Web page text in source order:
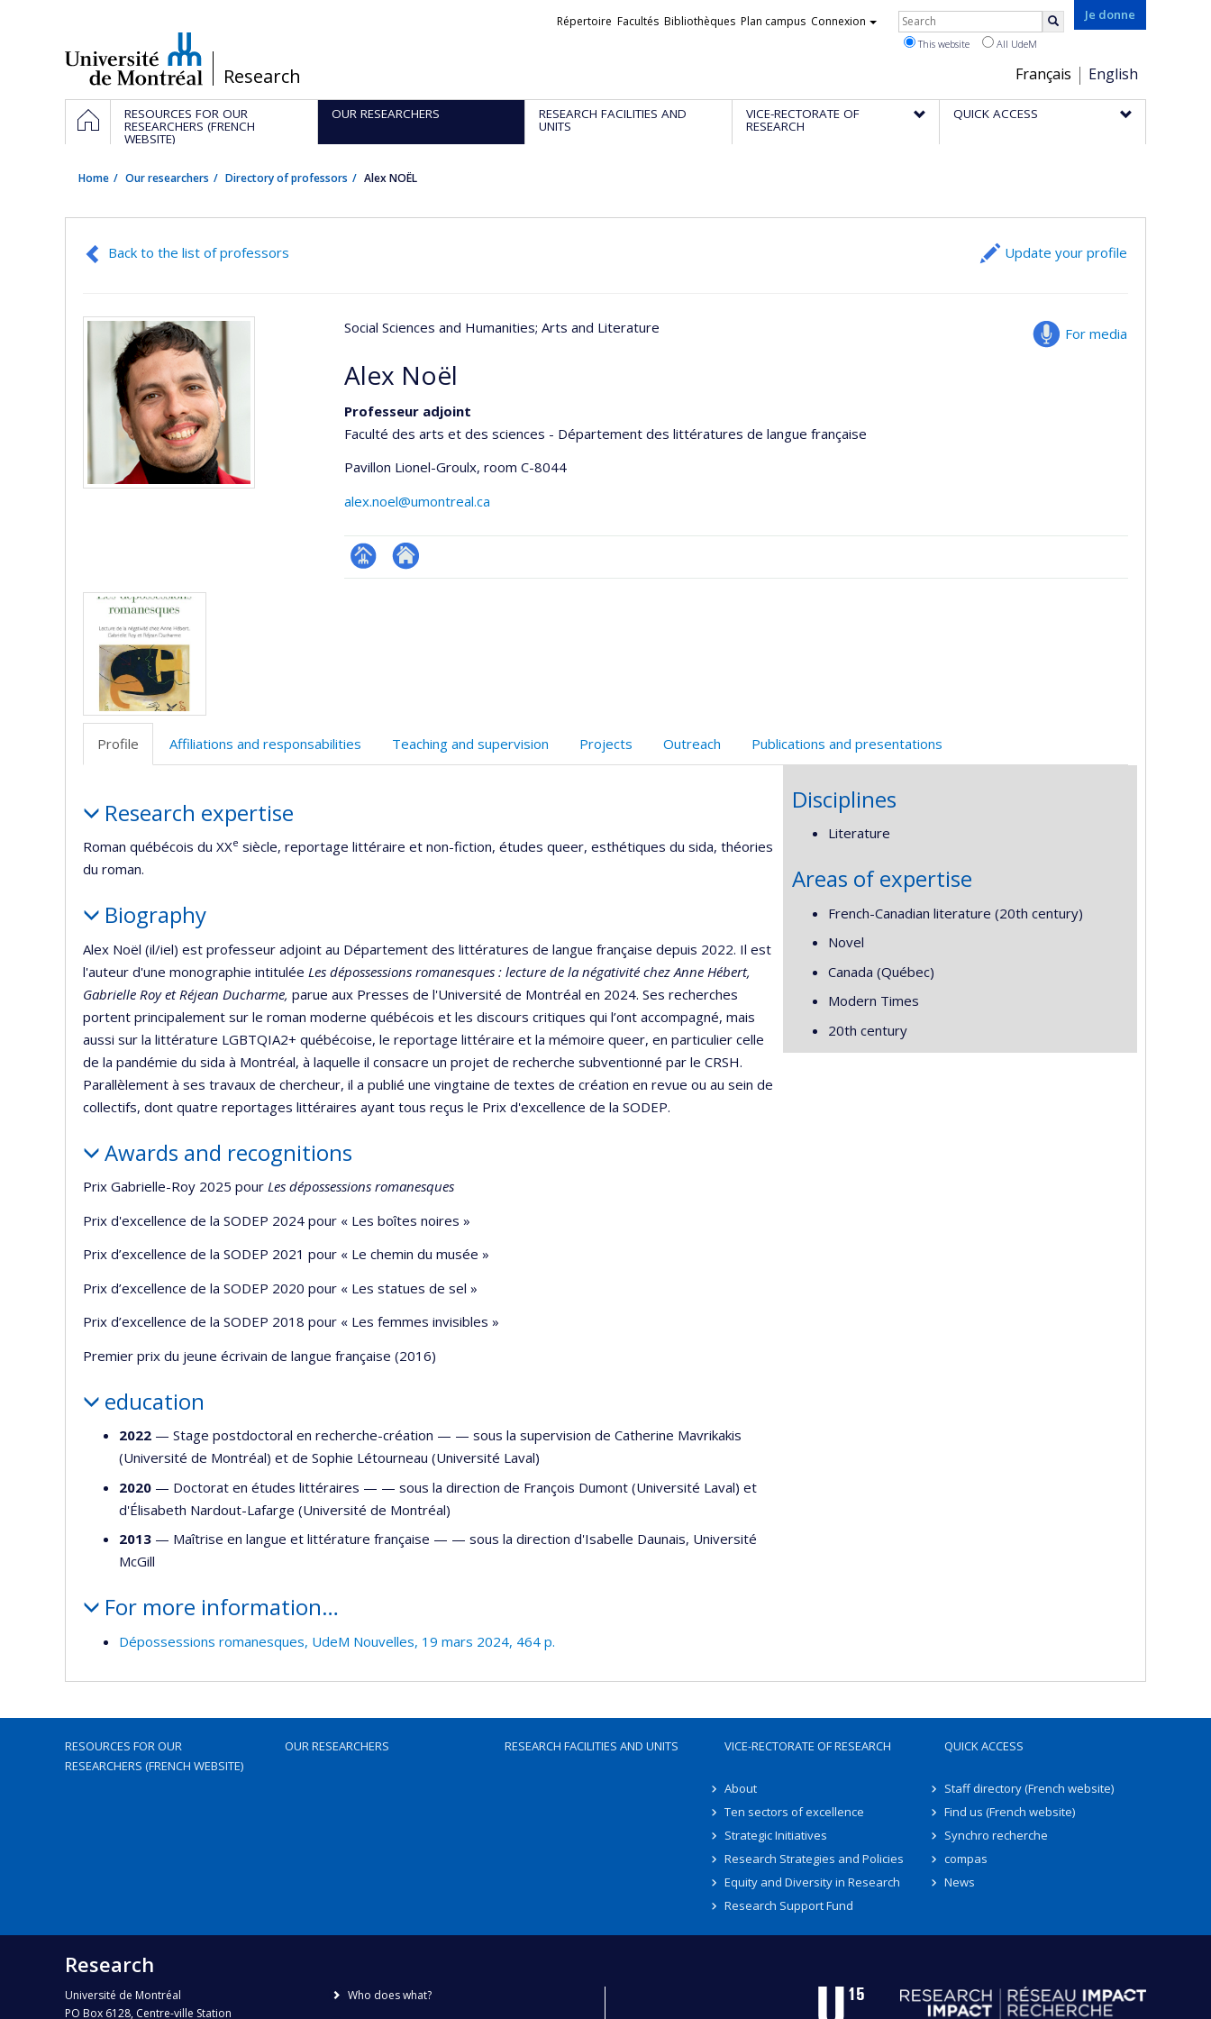
/Research
Je donne
Choix
de
la
Français English
Liens
Répertoire Facultés Bibliothèques Plan campus Connexion Rechercher
This website All UdeM
Navigation
principale
HOMERESOURCES FOR OUR
RESEARCHERS (FRENCH
WEBSITE)
OUR RESEARCHERS RESEARCH FACILITIES AND
UNITS
VICE-RECTORATE OF
RESEARCH
QUICK ACCESS
Home Our researchers Directory of professors Alex NOËL
Back to the list of professors Update your profile
For media
Social Sciences and Humanities; Arts and Literature
Alex Noël
Professeur adjoint
Faculté des arts et des sciences - Département des littératures de langue française
Pavillon Lionel-Groulx, room C-8044
alex.noel@umontreal.ca
Page Autre
Media
Profile Affiliations and responsabilities Teaching and supervision Projects Outreach Publications and presentations
Research expertise
Roman québécois du XXe siècle, reportage littéraire et non-fiction, études queer, esthétiques du sida, théories
du roman.
Biography
Alex Noël (il/iel) est professeur adjoint au Département des littératures de langue française depuis 2022. Il est
l'auteur d'une monographie intitulée Les dépossessions romanesques : lecture de la négativité chez Anne Hébert,
Gabrielle Roy et Réjean Ducharme, parue aux Presses de l'Université de Montréal en 2024. Ses recherches
portent principalement sur le roman moderne québécois et les discours critiques qui l’ont accompagné, mais
aussi sur la littérature LGBTQIA2+ québécoise, le reportage littéraire et la mémoire queer, en particulier celle
de la pandémie du sida à Montréal, à laquelle il consacre un projet de recherche subventionné par le CRSH.
Parallèlement à ses travaux de chercheur, il a publié une vingtaine de textes de création en revue ou au sein de
collectifs, dont quatre reportages littéraires ayant tous reçus le Prix d'excellence de la SODEP.
Awards and recognitions
Prix Gabrielle-Roy 2025 pour Les dépossessions romanesques
Prix d'excellence de la SODEP 2024 pour « Les boîtes noires »
Prix d’excellence de la SODEP 2021 pour « Le chemin du musée »
Prix d’excellence de la SODEP 2020 pour « Les statues de sel »
Prix d’excellence de la SODEP 2018 pour « Les femmes invisibles »
Premier prix du jeune écrivain de langue française (2016)
education
2022 — Stage postdoctoral en recherche-création — — sous la supervision de Catherine Mavrikakis
(Université de Montréal) et de Sophie Létourneau (Université Laval)
2020 — Doctorat en études littéraires — — sous la direction de François Dumont (Université Laval) et
d'Élisabeth Nardout-Lafarge (Université de Montréal)
2013 — Maîtrise en langue et littérature française — — sous la direction d'Isabelle Daunais, Université
McGill
For more information…
Dépossessions romanesques, UdeM Nouvelles, 19 mars 2024, 464 p.
Disciplines
Literature
Areas of expertise
French-Canadian literature (20th century)
Novel
Canada (Québec)
Modern Times
20th century
RESOURCES FOR OUR
RESEARCHERS (FRENCH WEBSITE)
OUR RESEARCHERS RESEARCH FACILITIES AND UNITS VICE-RECTORATE OF RESEARCH
About
Ten sectors of excellence
Strategic Initiatives
Research Strategies and Policies
Equity and Diversity in Research
Research Support Fund
QUICK ACCESS
Staff directory (French website)
Find us (French website)
Synchro recherche
compas
News
Research
Université de Montréal
PO Box 6128, Centre-ville Station
Who does what?